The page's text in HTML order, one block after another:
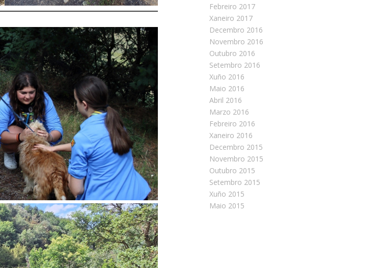
Febreiro 2017
Xaneiro 2017
Decembro 2016
Novembro 2016
Outubro 2016
Setembro 2016
Xuño 2016
Maio 2016
Abril 2016
Marzo 2016
Febreiro 2016
Xaneiro 2016
Decembro 2015
Novembro 2015
Outubro 2015
Setembro 2015
Xuño 2015
Maio 2015